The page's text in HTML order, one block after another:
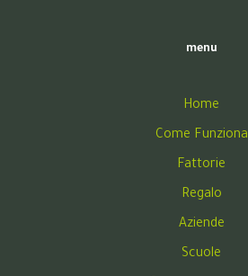
menu
Home
Come Funziona
Fattorie
Regalo
Aziende
Scuole